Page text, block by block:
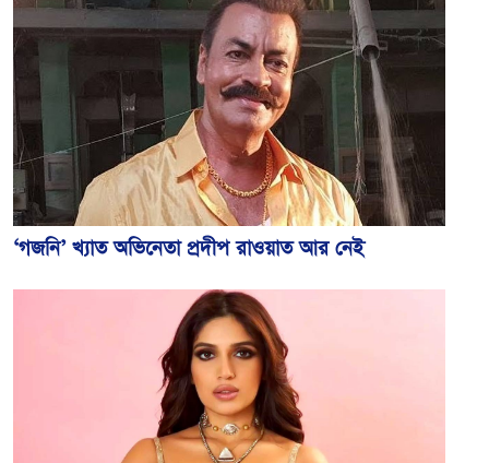
‘গজনি’ খ্যাত অভিনেতা প্রদীপ রাওয়াত আর নেই